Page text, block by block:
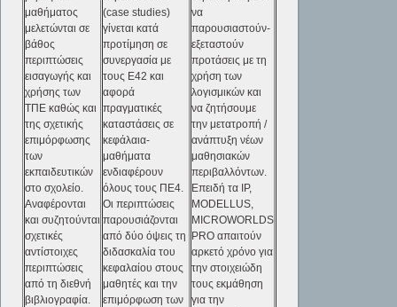
μαθήματος
μελετώνται σε
βάθος
περιπτώσεις
εισαγωγής και
χρήσης των
ΤΠΕ καθώς και
της σχετικής
επιμόρφωσης
των
εκπαιδευτικών
στο σχολείο.
Αναφέρονται
και συζητούνται
σχετικές
αντίστοιχες
περιπτώσεις
από τη διεθνή
βιβλιογραφία.
(case studies)
γίνεται κατά
προτίμηση σε
συνεργασία με
τους Ε42 και
αφορά
πραγματικές
καταστάσεις σε
κεφάλαια-
μαθήματα
ενδιαφέρουν
όλους τους ΠΕ4.
Οι περιπτώσεις
παρουσιάζονται
από δύο όψεις τη
διδασκαλία του
κεφαλαίου στους
μαθητές και την
επιμόρφωση των
να
παρουσιαστούν-
εξεταστούν
προτάσεις με τη
χρήση των
λογισμικών και
να ζητήσουμε
την μετατροπή /
ανάπτυξη νέων
μαθησιακών
περιβαλλόντων.
Επειδή τα IP,
MODELLUS,
MICROWORLDS
PRO απαιτούν
αρκετό χρόνο για
την στοιχειώδη
τους εκμάθηση
για την